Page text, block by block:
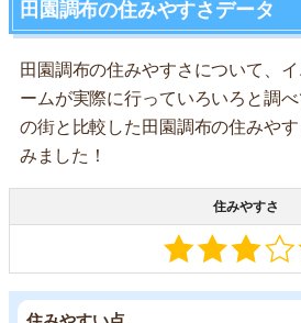
田園調布の住みやすさデータ
田園調布の住みやすさについて、
ームが実際に行っていろいろと調
の街と比較した田園調布の住みや
みました！
住みやすさ